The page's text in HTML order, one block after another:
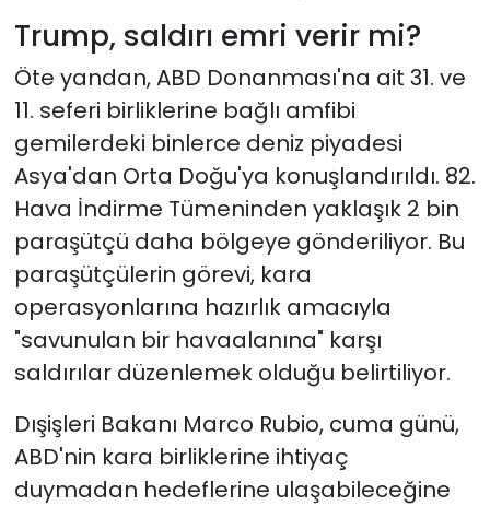
Trump, saldırı emri verir mi?
Öte yandan, ABD Donanması'na ait 31. ve
11. seferi birliklerine bağlı amfibi
gemilerdeki binlerce deniz piyadesi
Asya'dan Orta Doğu'ya konuşlandırıldı. 82.
Hava İndirme Tümeninden yaklaşık 2 bin
paraşütçü daha bölgeye gönderiliyor. Bu
paraşütçülerin görevi, kara
operasyonlarına hazırlık amacıyla
"savunulan bir havaalanına" karşı
saldırılar düzenlemek olduğu belirtiliyor.
Dışişleri Bakanı Marco Rubio, cuma günü,
ABD'nin kara birliklerine ihtiyaç
duymadan hedeflerine ulaşabileceğine